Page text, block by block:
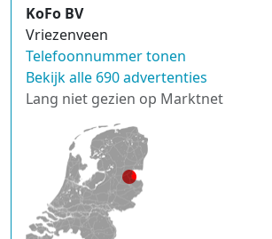
KoFo BV
Vriezenveen
Telefoonnummer tonen
Bekijk alle 690 advertenties
Lang niet gezien op Marktnet